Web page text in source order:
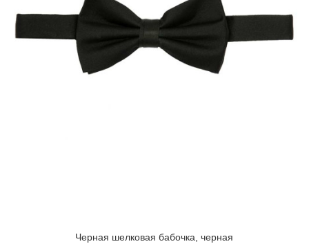
Черная шелковая бабочка, черная